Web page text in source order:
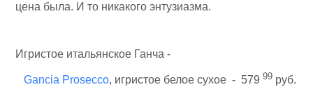
цена была. И то никакого энтузиазма.
Игристое итальянское Ганча -
Gancia Prosecco, игристое белое сухое - 579 99 руб.